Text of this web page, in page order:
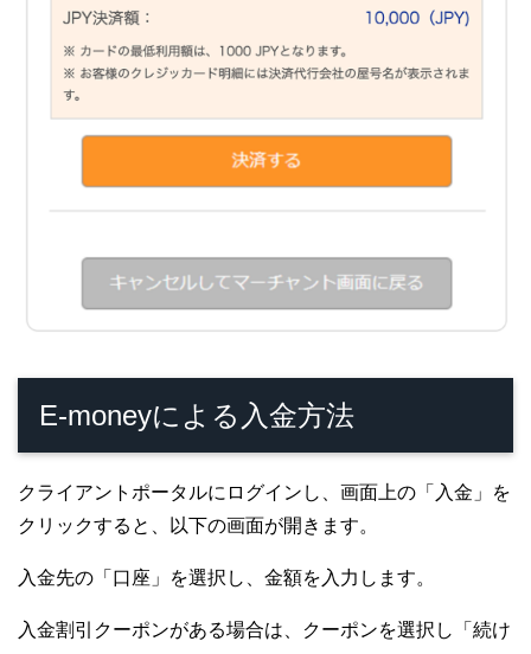
E-moneyによる入金方法
クライアントポータルにログインし、画面上の「入金」を
クリックすると、以下の画面が開きます。
入金先の「口座」を選択し、金額を入力します。
入金割引クーポンがある場合は、クーポンを選択し「続け